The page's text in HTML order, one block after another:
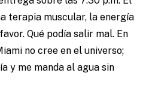
terapia muscular, la energía
Qué podía salir mal. En
no cree en el universo;
y me manda al agua sin